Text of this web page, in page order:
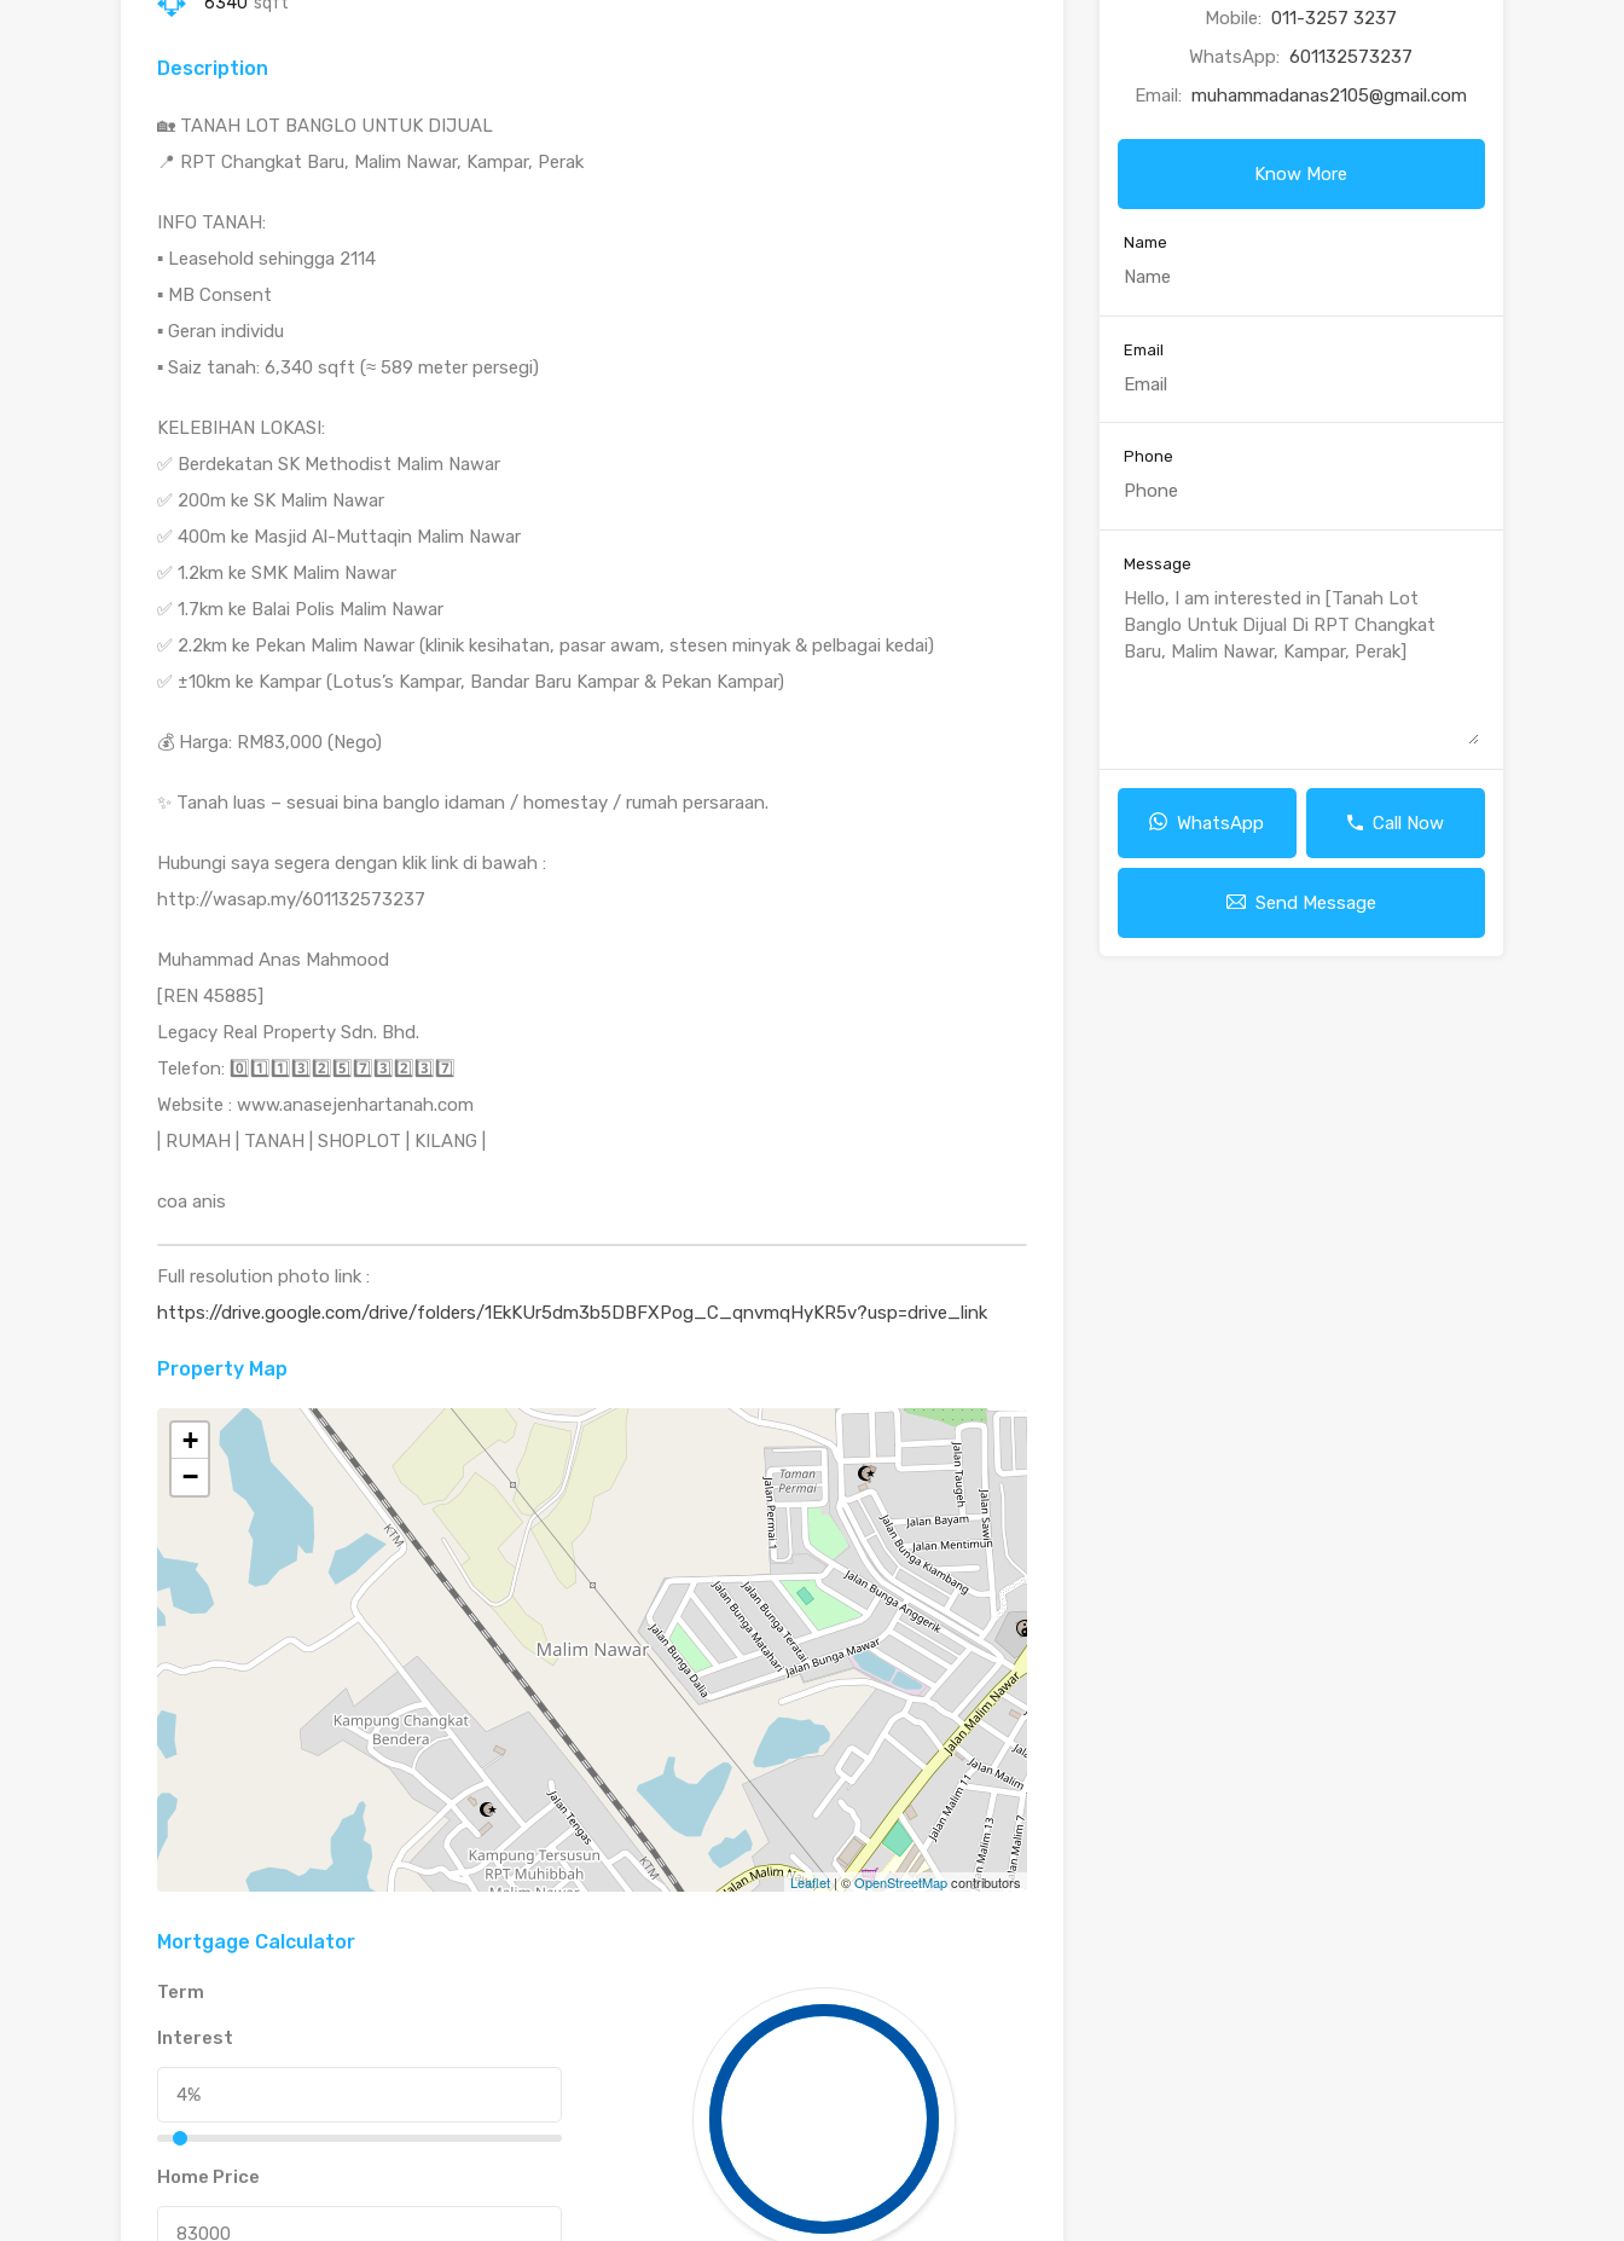
Description
🏡 TANAH LOT BANGLO UNTUK DIJUAL
📍 RPT Changkat Baru, Malim Nawar, Kampar, Perak
INFO TANAH:
▪️ Leasehold sehingga 2114
▪️ MB Consent
▪️ Geran individu
▪️ Saiz tanah: 6,340 sqft (≈ 589 meter persegi)
KELEBIHAN LOKASI:
✅ Berdekatan SK Methodist Malim Nawar
✅ 200m ke SK Malim Nawar
✅ 400m ke Masjid Al-Muttaqin Malim Nawar
✅ 1.2km ke SMK Malim Nawar
✅ 1.7km ke Balai Polis Malim Nawar
✅ 2.2km ke Pekan Malim Nawar (klinik kesihatan, pasar awam, stesen minyak & pelbagai kedai)
✅ ±10km ke Kampar (Lotus’s Kampar, Bandar Baru Kampar & Pekan Kampar)
💰 Harga: RM83,000 (Nego)
✨ Tanah luas – sesuai bina banglo idaman / homestay / rumah persaraan.
Hubungi saya segera dengan klik link di bawah :
http://wasap.my/601132573237
Muhammad Anas Mahmood
[REN 45885]
Legacy Real Property Sdn. Bhd.
Telefon: 0️⃣1️⃣1️⃣3️⃣2️⃣5️⃣7️⃣3️⃣2️⃣3️⃣7️⃣
Website : www.anasejenhartanah.com
| RUMAH | TANAH | SHOPLOT | KILANG |
coa anis
Full resolution photo link :
https://drive.google.com/drive/folders/1EkKUr5dm3b5DBFXPog_C_qnvmqHyKR5v?usp=drive_link
Property Map
+
−
Leaflet| ©OpenStreetMapcontributors
Mortgage Calculator
Term
Interest
Home Price
Mobile: 011-3257 3237
WhatsApp: 601132573237
Email: muhammadanas2105@gmail.com
Know More
Name
Email
Phone
Message
WhatsApp Call Now
Send Message